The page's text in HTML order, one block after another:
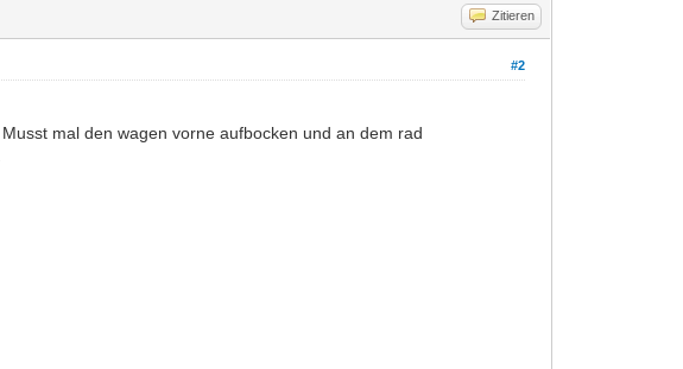
Zitieren
#2
mal den wagen vorne aufbocken und an dem rad